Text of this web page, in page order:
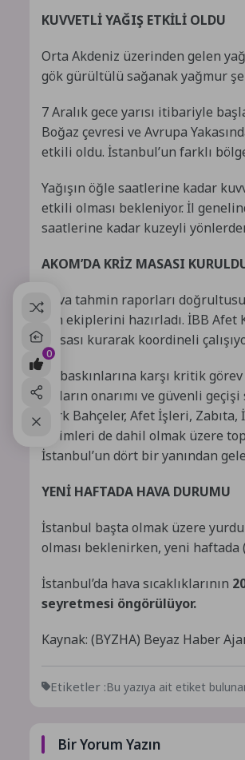
KUVVETLİ YAĞIŞ ETKİLİ OLDU
Orta Akdeniz üzerinden gelen
gök gürültülü sağanak yağmur
7 Aralık gece yarısı itibariyle
Boğaz çevresi ve Avrupa
etkili oldu. İstanbul’un farklı
Yağışın öğle saatlerine kadar
etkili olması bekleniyor. İl
saatlerine kadar kuzeyli
AKOM’DA KRİZ MASASI
Hava tahmin raporları
için ekiplerini hazırladı. İBB
masası kurarak koordineli
Su baskınlarına karşı kritik
yolların onarımı ve güvenli
Park Bahçeler, Afet İşleri,
birimleri de dahil olmak üzere
İstanbul’un dört bir yanından
YENİ HAFTADA HAVA DURUMU
İstanbul başta olmak üzere
olması beklenirken, yeni
İstanbul’da hava sıcaklıklarının
seyretmesi öngörülüyor.
Kaynak: (BYZHA) Beyaz Haber
Etiketler :Bu yazıya ait etiket
Bir Yorum Yazın
0